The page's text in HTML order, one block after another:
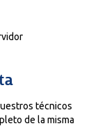
técnicos
de la misma